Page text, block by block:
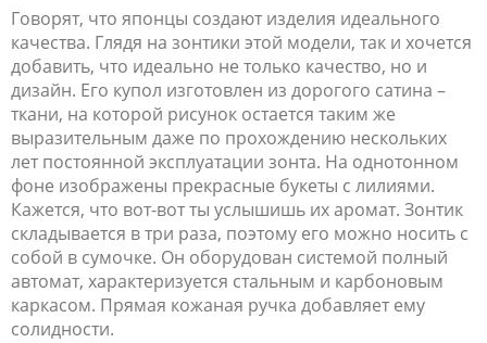
Говорят, что японцы создают изделия идеального
качества. Глядя на зонтики этой модели, так и хочется
добавить, что идеально не только качество, но и
дизайн. Его купол изготовлен из дорогого сатина –
ткани, на которой рисунок остается таким же
выразительным даже по прохождению нескольких
лет постоянной эксплуатации зонта. На однотонном
фоне изображены прекрасные букеты с лилиями.
Кажется, что вот-вот ты услышишь их аромат. Зонтик
складывается в три раза, поэтому его можно носить с
собой в сумочке. Он оборудован системой полный
автомат, характеризуется стальным и карбоновым
каркасом. Прямая кожаная ручка добавляет ему
солидности.